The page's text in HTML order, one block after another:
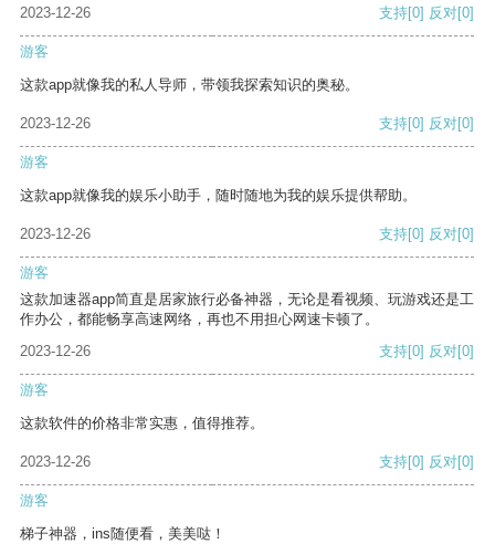
2023-12-26
支持[0] 反对[0]
游客
这款app就像我的私人导师，带领我探索知识的奥秘。
2023-12-26 支持[0] 反对[0]
游客
这款app就像我的娱乐小助手，随时随地为我的娱乐提供帮助。
2023-12-26 支持[0] 反对[0]
游客
这款加速器app简直是居家旅行必备神器，无论是看视频、玩游戏还是工
作办公，都能畅享高速网络，再也不用担心网速卡顿了。
2023-12-26
支持[0] 反对[0]
游客
这款软件的价格非常实惠，值得推荐。
2023-12-26 支持[0] 反对[0]
游客
梯子神器，ins随便看，美美哒！